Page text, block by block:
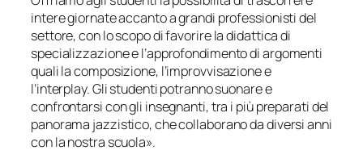
intere giornate accanto a grandi professionisti del
settore, con lo scopo di favorire la didattica di
specializzazione e l’approfondimento di argomenti
quali la composizione, l’improvvisazione e
l’interplay. Gli studenti potranno suonare e
confrontarsi con gli insegnanti, tra i più preparati del
panorama jazzistico, che collaborano da diversi anni
con la nostra scuola».